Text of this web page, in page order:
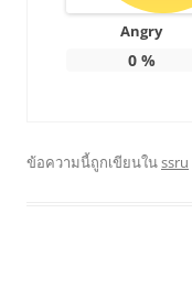
Angry
0%
ข้อความนี้ถูกเขียนในssru